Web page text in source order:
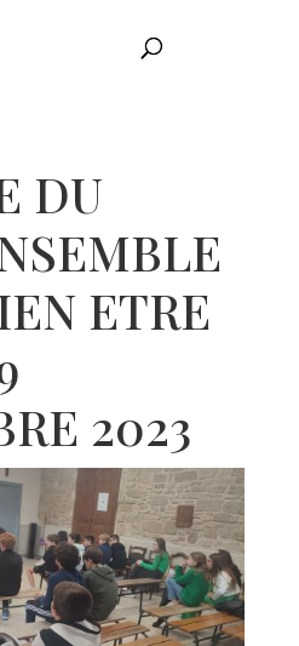
DU
ETRE
2023